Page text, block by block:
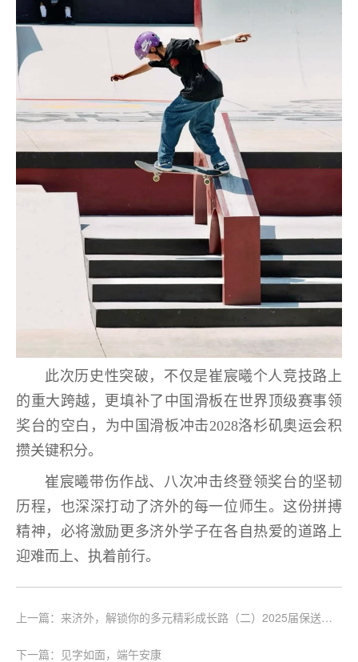
此次历史性突破，不仅是崔宸曦个人竞技路上
的重大跨越，更填补了中国滑板在世界顶级赛事领
奖台的空白，为中国滑板冲击2028洛杉矶奥运会积
攒关键积分。
崔宸曦带伤作战、八次冲击终登领奖台的坚韧
历程，也深深打动了济外的每一位师生。这份拼搏
精神，必将激励更多济外学子在各自热爱的道路上
迎难而上、执着前行。
上一篇：来济外，解锁你的多元精彩成长路（二）2025届保送生
下一篇：见字如面，端午安康